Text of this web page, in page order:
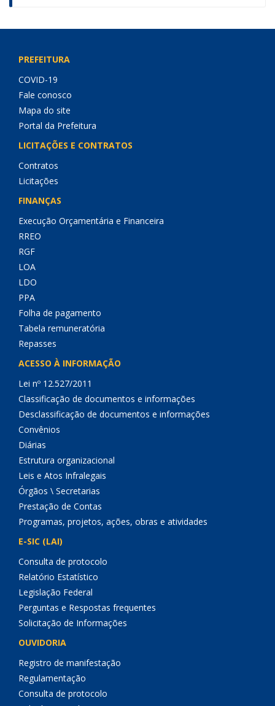
PREFEITURA
COVID-19
Fale conosco
Mapa do site
Portal da Prefeitura
LICITAÇÕES E CONTRATOS
Contratos
Licitações
FINANÇAS
Execução Orçamentária e Financeira
RREO
RGF
LOA
LDO
PPA
Folha de pagamento
Tabela remuneratória
Repasses
ACESSO À INFORMAÇÃO
Lei nº 12.527/2011
Classificação de documentos e informações
Desclassificação de documentos e informações
Convênios
Diárias
Estrutura organizacional
Leis e Atos Infralegais
Órgãos \ Secretarias
Prestação de Contas
Programas, projetos, ações, obras e atividades
E-SIC (LAI)
Consulta de protocolo
Relatório Estatístico
Legislação Federal
Perguntas e Respostas frequentes
Solicitação de Informações
OUVIDORIA
Registro de manifestação
Regulamentação
Consulta de protocolo